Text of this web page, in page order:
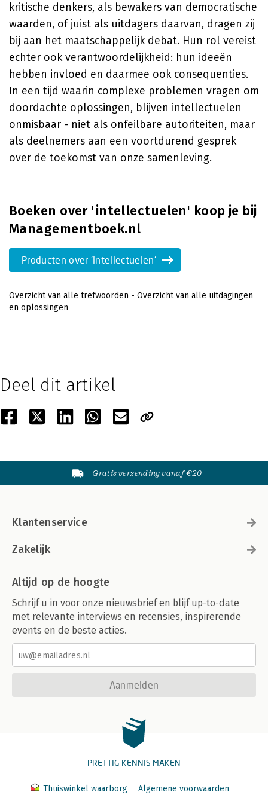
kritische denkers, als bewakers van democratische
waarden, of juist als uitdagers daarvan, dragen zij
bij aan het maatschappelijk debat. Hun rol vereist
echter ook verantwoordelijkheid: hun ideeën
hebben invloed en daarmee ook consequenties.
In een tijd waarin complexe problemen vragen om
doordachte oplossingen, blijven intellectuelen
onmisbaar - niet als onfeilbare autoriteiten, maar
als deelnemers aan een voortdurend gesprek
over de toekomst van onze samenleving.
Boeken over 'intellectuelen' koop je bij
Managementboek.nl
Producten over 'intellectuelen'
Overzicht van alle trefwoorden - Overzicht van alle uitdagingen
en oplossingen
Deel dit artikel
Gratis verzending vanaf €20
Klantenservice
Zakelijk
Altijd op de hoogte
Schrijf u in voor onze nieuwsbrief en blijf up-to-date
met relevante interviews en recensies, inspirerende
events en de beste acties.
Aanmelden
PRETTIG KENNIS MAKEN
Thuiswinkel waarborg Algemene voorwaarden